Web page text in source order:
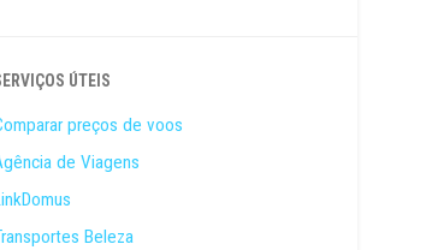
ÚTEIS
preços de voos
de Viagens
Beleza